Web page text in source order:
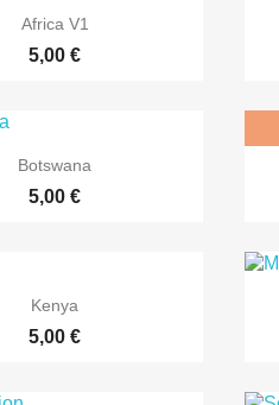
Aperçu rapide
Africa V1
5,00 €
Aperçu rapide
Botswana
5,00 €
Aperçu rapide
Kenya
5,00 €